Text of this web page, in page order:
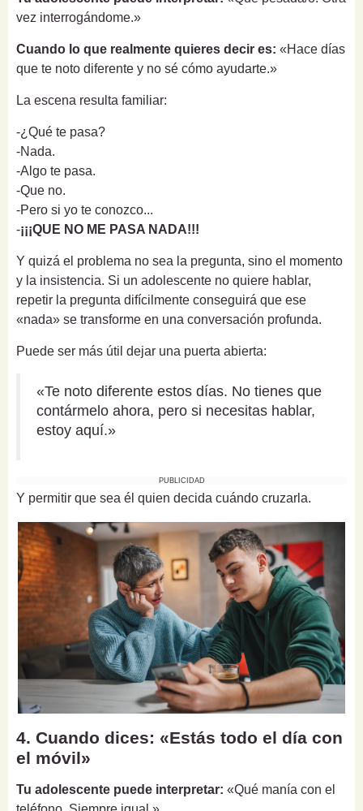
vez interrogándome.»
Cuando lo que realmente quieres decir es: «Hace días
que te noto diferente y no sé cómo ayudarte.»
La escena resulta familiar:
-¿Qué te pasa?
-Nada.
-Algo te pasa.
-Que no.
-Pero si yo te conozco...
-¡¡¡QUE NO ME PASA NADA!!!
Y quizá el problema no sea la pregunta, sino el momento
y la insistencia. Si un adolescente no quiere hablar,
repetir la pregunta difícilmente conseguirá que ese
«nada» se transforme en una conversación profunda.
Puede ser más útil dejar una puerta abierta:
«Te noto diferente estos días. No tienes que
contármelo ahora, pero si necesitas hablar,
estoy aquí.»
PUBLICIDAD
Y permitir que sea él quien decida cuándo cruzarla.
4. Cuando dices: «Estás todo el día con
el móvil»
Tu adolescente puede interpretar: «Qué manía con el